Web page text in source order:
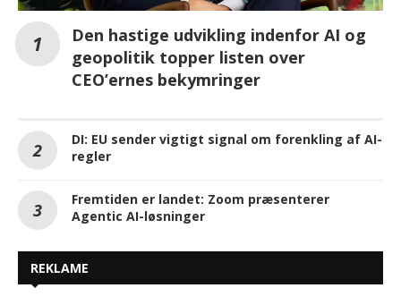
Den hastige udvikling indenfor AI og
geopolitik topper listen over
CEO’ernes bekymringer
DI: EU sender vigtigt signal om forenkling af AI-
regler
Fremtiden er landet: Zoom præsenterer
Agentic AI-løsninger
REKLAME